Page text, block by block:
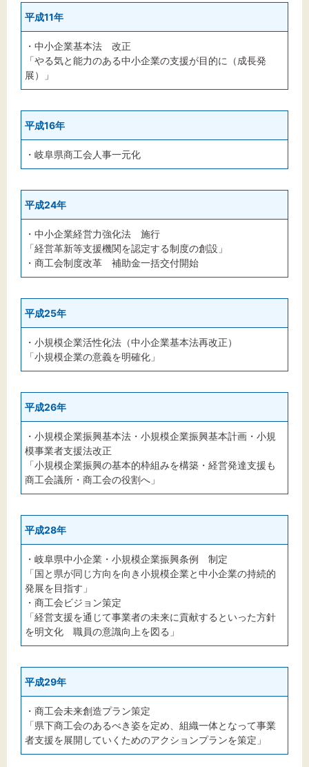
平成11年
・中小企業基本法 改正
「やる気と能力のある中小企業の支援が目的に（成長発
展）」
平成16年
・岐阜県商工会人事一元化
平成24年
・中小企業経営力強化法 施行
「経営革新等支援機関を認定する制度の創設」
・商工会制度改革 補助金一括交付開始
平成25年
・小規模企業活性化法（中小企業基本法再改正）
「小規模企業の意義を明確化」
平成26年
・小規模企業振興基本法・小規模企業振興基本計画・小規
模事業者支援法改正
「小規模企業振興の基本的枠組みを構築・経営発達支援も
商工会議所・商工会の役割へ」
平成28年
・岐阜県中小企業・小規模企業振興条例 制定
「国と県が同じ方向を向き小規模企業と中小企業の持続的
発展を目指す」
・商工会ビジョン策定
「経営支援を通じて事業者の未来に貢献するといった方針
を明文化 職員の意識向上を図る」
平成29年
・商工会未来創造プラン策定
「県下商工会のあるべき姿を定め、組織一体となって事業
者支援を展開していくためのアクションプランを策定」